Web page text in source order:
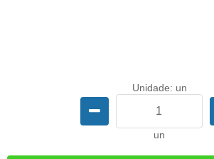
Unidade: un
un